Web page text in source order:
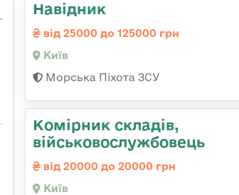
Навідник
від 25000 до 125000 грн
Київ
Морська Піхота ЗСУ
Комірник складів,
військовослужбовець
від 20000 до 20000 грн
Київ